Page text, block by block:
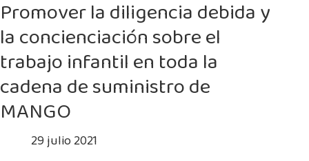
y
adolescentes
infantil
Promover la diligencia debida y
la concienciación sobre el
trabajo infantil en toda la
cadena de suministro de
MANGO
29 julio 2021